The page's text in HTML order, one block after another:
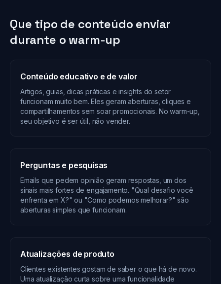
Que tipo de conteúdo enviar
durante o warm-up
Conteúdo educativo e de valor
Artigos, guias, dicas práticas e insights do setor
funcionam muito bem. Eles geram aberturas, cliques e
compartilhamentos sem soar promocionais. No warm-up,
seu objetivo é ser útil, não vender.
Perguntas e pesquisas
Emails que pedem opinião geram respostas, um dos
sinais mais fortes de engajamento. "Qual desafio você
enfrenta em X?" ou "Como podemos melhorar?" são
aberturas simples que funcionam.
Atualizações de produto
Clientes existentes gostam de saber o que há de novo.
Uma atualização curta sobre uma funcionalidade